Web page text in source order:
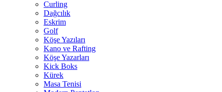
Curling
Dağcılık
Eskrim
Golf
Köşe Yazıları
Kano ve Rafting
Köşe Yazarları
Kick Boks
Kürek
Masa Tenisi